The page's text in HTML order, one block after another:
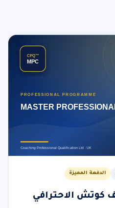
الدفعة المميزة
كوتش الاحترافي